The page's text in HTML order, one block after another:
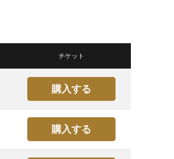
チケット
購入する
購入する